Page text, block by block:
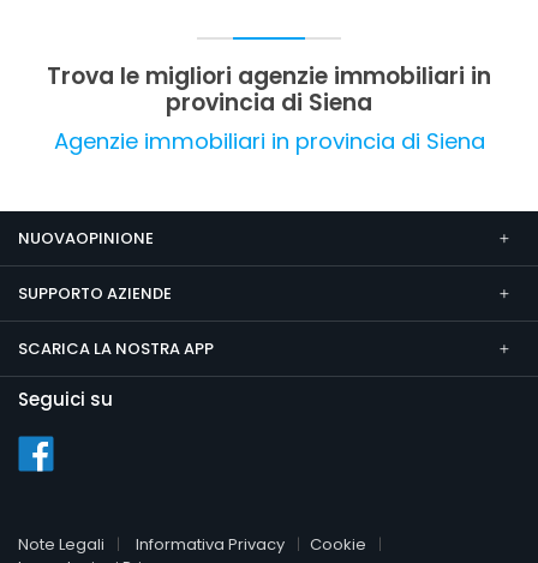
mantiene molto positiva.
Trova le migliori agenzie immobiliari in
provincia di Siena
Agenzie immobiliari in provincia di Siena
NUOVAOPINIONE
SUPPORTO AZIENDE
SCARICA LA NOSTRA APP
Seguici su
Note Legali Informativa Privacy
Cookie